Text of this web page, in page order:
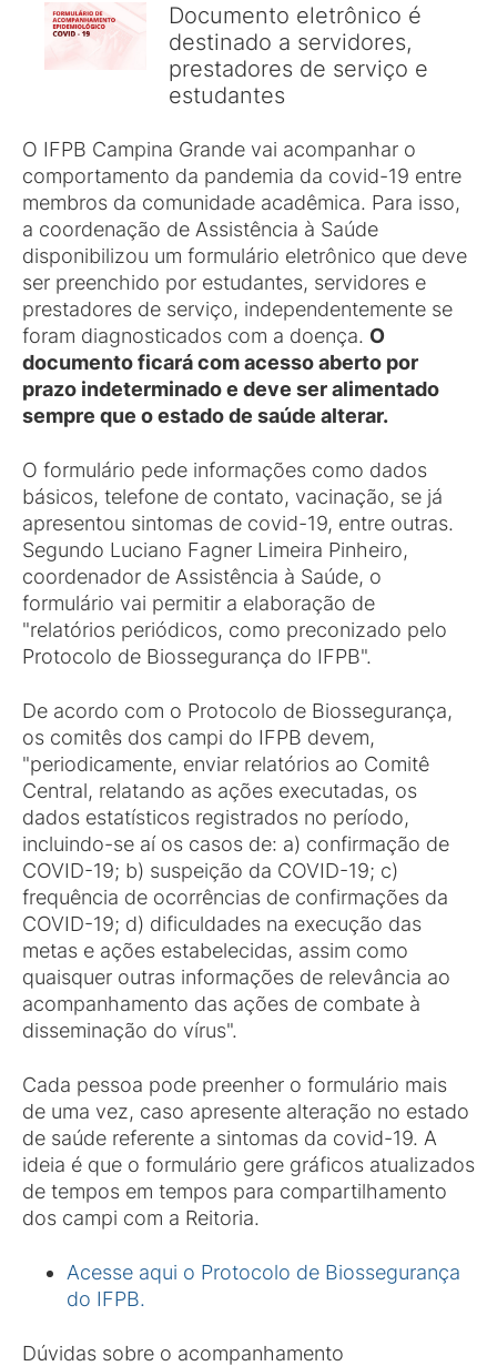
Documento eletrônico é
destinado a servidores,
prestadores de serviço e
estudantes
O IFPB Campina Grande vai acompanhar o
comportamento da pandemia da covid-19 entre
membros da comunidade acadêmica. Para isso,
a coordenação de Assistência à Saúde
disponibilizou um formulário eletrônico que deve
ser preenchido por estudantes, servidores e
prestadores de serviço, independentemente se
foram diagnosticados com a doença. O
documento ficará com acesso aberto por
prazo indeterminado e deve ser alimentado
sempre que o estado de saúde alterar.
O formulário pede informações como dados
básicos, telefone de contato, vacinação, se já
apresentou sintomas de covid-19, entre outras.
Segundo Luciano Fagner Limeira Pinheiro,
coordenador de Assistência à Saúde, o
formulário vai permitir a elaboração de
"relatórios periódicos, como preconizado pelo
Protocolo de Biossegurança do IFPB".
De acordo com o Protocolo de Biossegurança,
os comitês dos campi do IFPB devem,
"periodicamente, enviar relatórios ao Comitê
Central, relatando as ações executadas, os
dados estatísticos registrados no período,
incluindo-se aí os casos de: a) confirmação de
COVID-19; b) suspeição da COVID-19; c)
frequência de ocorrências de confirmações da
COVID-19; d) dificuldades na execução das
metas e ações estabelecidas, assim como
quaisquer outras informações de relevância ao
acompanhamento das ações de combate à
disseminação do vírus".
Cada pessoa pode preenher o formulário mais
de uma vez, caso apresente alteração no estado
de saúde referente a sintomas da covid-19. A
ideia é que o formulário gere gráficos atualizados
de tempos em tempos para compartilhamento
dos campi com a Reitoria.
Acesse aqui o Protocolo de Biossegurança
do IFPB.
Dúvidas sobre o acompanhamento